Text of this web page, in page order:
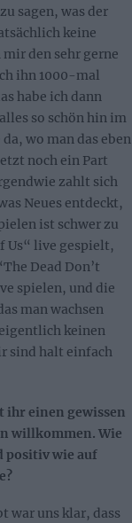
sagen, was der
keine
den sehr gerne
ihn 1000-mal
habe ich dann
so schön hin im
wo man das eben
noch ein Part
zahlt sich
Neues entdeckt,
ist schwer zu
Us“ live gespielt,
Dead Don’t
spielen, und die
man wachsen
keinen
sind halt einfach
ihr einen gewissen
willkommen. Wie
positiv wie auf
war uns klar, dass